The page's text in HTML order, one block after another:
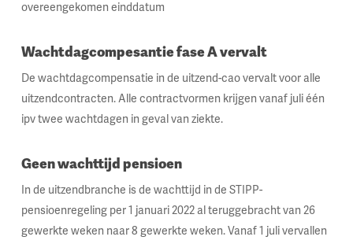
overeengekomen einddatum
Wachtdagcompesantie fase A vervalt
De wachtdagcompensatie in de uitzend-cao vervalt voor alle
uitzendcontracten. Alle contractvormen krijgen vanaf juli één
ipv twee wachtdagen in geval van ziekte.
Geen wachttijd pensioen
In de uitzendbranche is de wachttijd in de STIPP-
pensioenregeling per 1 januari 2022 al teruggebracht van 26
gewerkte weken naar 8 gewerkte weken. Vanaf 1 juli vervallen